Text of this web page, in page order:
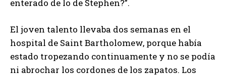
enterado de lo de Stephen?”.
El joven talento llevaba dos semanas en el
hospital de Saint Bartholomew, porque había
estado tropezando continuamente y no se podía
ni abrochar los cordones de los zapatos. Los